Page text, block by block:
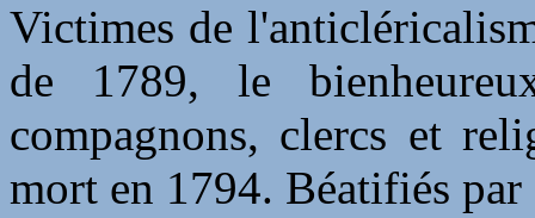
Victimes de
de 1789, le
compagnons, clercs et
mort en 1794. Béatifiés